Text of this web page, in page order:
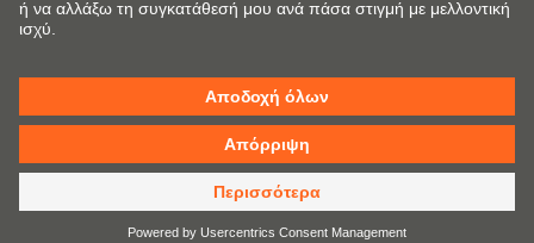
Πολιτική Επιστροφών Επικοινωνία
Cookies Όροι Χρήσης